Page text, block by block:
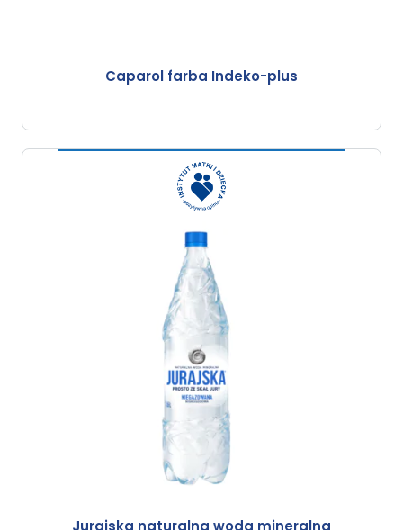
Caparol farba Indeko-plus
Jurajska naturalna woda mineralna